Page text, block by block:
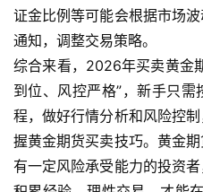
证金比例等可能会根据市场
通知，调整交易策略。
综合来看，2026年买卖黄金
到位、风控严格”，新手只
程，做好行情分析和风险控
握黄金期货买卖技巧。黄金
有一定风险承受能力的投资